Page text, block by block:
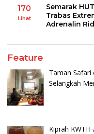
170
Lihat
Semarak
Trabas
Adrenalin
Feature
Taman Safari
Selangkah
Kiprah